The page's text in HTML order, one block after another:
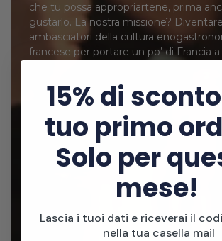
che tu possa appropriartene, prima
gustarlo. La nostra missione? Diventare
ambasciatori della cultura
francese per portare un po’ di Francia
15% di
tuo primo
Solo per
mese!
Lascia i tuoi dati e riceverai il
nella tua casella mail